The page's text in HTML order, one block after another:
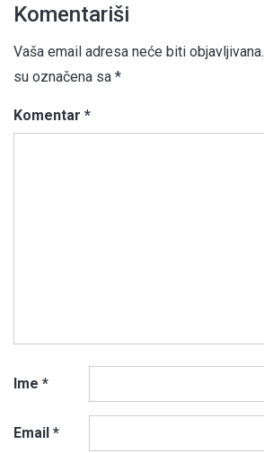
Komentariši
Vaša email adresa neće biti objavljivana.
su označena sa *
Komentar *
Ime *
Email *